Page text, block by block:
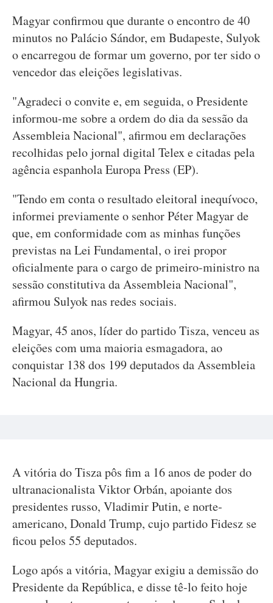
Magyar confirmou que durante o encontro de 40
minutos no Palácio Sándor, em Budapeste, Sulyok
o encarregou de formar um governo, por ter sido o
vencedor das eleições legislativas.
"Agradeci o convite e, em seguida, o Presidente
informou-me sobre a ordem do dia da sessão da
Assembleia Nacional", afirmou em declarações
recolhidas pelo jornal digital Telex e citadas pela
agência espanhola Europa Press (EP).
"Tendo em conta o resultado eleitoral inequívoco,
informei previamente o senhor Péter Magyar de
que, em conformidade com as minhas funções
previstas na Lei Fundamental, o irei propor
oficialmente para o cargo de primeiro-ministro na
sessão constitutiva da Assembleia Nacional",
afirmou Sulyok nas redes sociais.
Magyar, 45 anos, líder do partido Tisza, venceu as
eleições com uma maioria esmagadora, ao
conquistar 138 dos 199 deputados da Assembleia
Nacional da Hungria.
A vitória do Tisza pôs fim a 16 anos de poder do
ultranacionalista Viktor Orbán, apoiante dos
presidentes russo, Vladimir Putin, e norte-
americano, Donald Trump, cujo partido Fidesz se
ficou pelos 55 deputados.
Logo após a vitória, Magyar exigiu a demissão do
Presidente da República, e disse tê-lo feito hoje